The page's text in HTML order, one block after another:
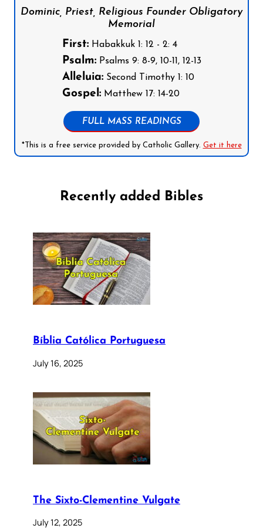
Dominic, Priest, Religious Founder Obligatory
Memorial
First:Habakkuk 1: 12 - 2: 4
Psalm:Psalms 9: 8-9, 10-11, 12-13
Alleluia:Second Timothy 1: 10
Gospel:Matthew 17: 14-20
FULL MASS READINGS
*This is a free service provided by Catholic Gallery. Get it here
Recently added Bibles
Bíblia Católica Portuguesa
July 16, 2025
The Sixto-Clementine Vulgate
July 12, 2025